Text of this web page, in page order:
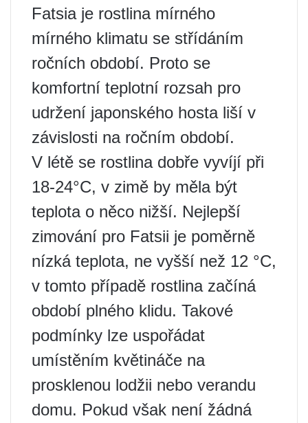
Fatsia je rostlina mírného
mírného klimatu se střídáním
ročních období. Proto se
komfortní teplotní rozsah pro
udržení japonského hosta liší v
závislosti na ročním období.
V létě se rostlina dobře vyvíjí při
18-24°C, v zimě by měla být
teplota o něco nižší. Nejlepší
zimování pro Fatsii je poměrně
nízká teplota, ne vyšší než 12 °C,
v tomto případě rostlina začíná
období plného klidu. Takové
podmínky lze uspořádat
umístěním květináče na
prosklenou lodžii nebo verandu
domu. Pokud však není žádná